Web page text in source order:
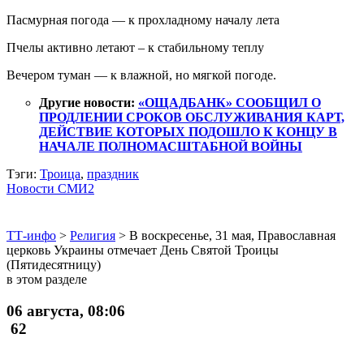
Пасмурная погода — к прохладному началу лета
Пчелы активно летают – к стабильному теплу
Вечером туман — к влажной, но мягкой погоде.
Другие новости: «ОЩАДБАНК» СООБЩИЛ О
ПРОДЛЕНИИ СРОКОВ ОБСЛУЖИВАНИЯ КАРТ,
ДЕЙСТВИЕ КОТОРЫХ ПОДОШЛО К КОНЦУ В
НАЧАЛЕ ПОЛНОМАСШТАБНОЙ ВОЙНЫ
Тэги: Троица, праздник
Новости СМИ2
ТТ-инфо > Религия > В воскресенье, 31 мая, Православная
церковь Украины отмечает День Святой Троицы
(Пятидесятницу)
в этом разделе
06 августа, 08:06
62